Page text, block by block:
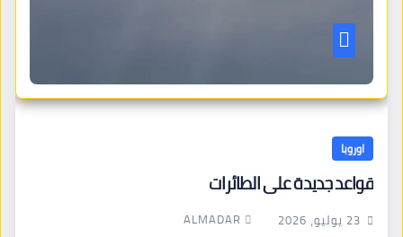
اوروبا
قواعد جديدة على الطائرات
23 يوليو، 2026 ALMADAR